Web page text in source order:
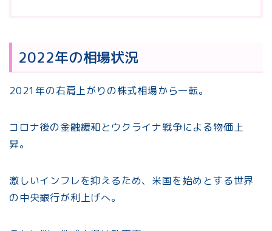
2022年の相場状況
2021年の右肩上がりの株式相場から一転。
コロナ後の金融緩和とウクライナ戦争による物価上
昇。
激しいインフレを抑えるため、米国を始めとする世界
の中央銀行が利上げへ。